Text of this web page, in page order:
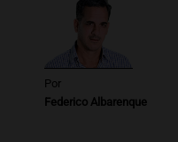
Por
Federico Albarenque